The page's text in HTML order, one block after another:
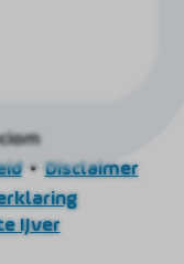
Disclaimer